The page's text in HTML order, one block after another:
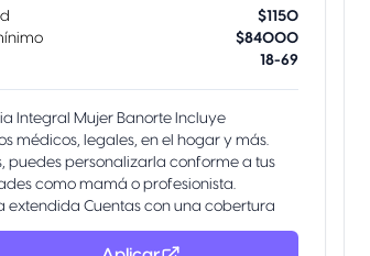
$1150
$84000
18-69
Integral Mujer Banorte Incluye
médicos, legales, en el hogar y más.
puedes personalizarla conforme a tus
como mamá o profesionista.
extendida Cuentas con una cobertura
o extiende el periodo de reparación
en la garantía original del fabricante